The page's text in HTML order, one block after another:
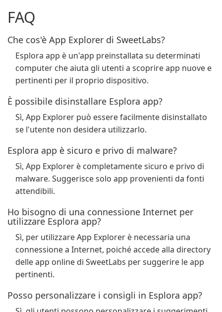
FAQ
Che cos'è App Explorer di SweetLabs?
Esplora app è un'app preinstallata su determinati
computer che aiuta gli utenti a scoprire app nuove e
pertinenti per il proprio dispositivo.
È possibile disinstallare Esplora app?
Sì, App Explorer può essere facilmente disinstallato
se l'utente non desidera utilizzarlo.
Esplora app è sicuro e privo di malware?
Sì, App Explorer è completamente sicuro e privo di
malware. Suggerisce solo app provenienti da fonti
attendibili.
Ho bisogno di una connessione Internet per
utilizzare Esplora app?
Sì, per utilizzare App Explorer è necessaria una
connessione a Internet, poiché accede alla directory
delle app online di SweetLabs per suggerire le app
pertinenti.
Posso personalizzare i consigli in Esplora app?